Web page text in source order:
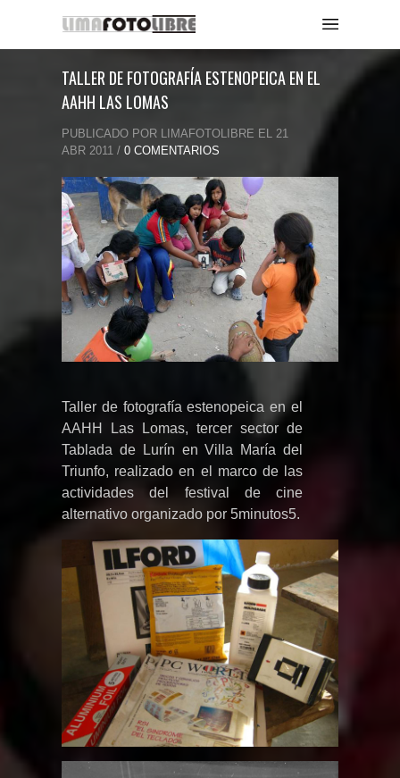
TALLER DE FOTOGRAFÍA ESTENOPEICA EN EL
AAHH LAS LOMAS
PUBLICADO POR LIMAFOTOLIBRE EL 21
ABR 2011 / 0 COMENTARIOS
Taller de fotografía estenopeica en el
AAHH Las Lomas, tercer sector de
Tablada de Lurín en Villa María del
Triunfo, realizado en el marco de las
actividades del festival de cine
alternativo organizado por 5minutos5.